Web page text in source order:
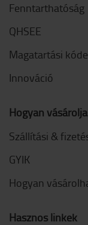
Fenntarthatóság
QHSEE
Magatartási
Innováció
Hogyan
Szállítási &
GYIK
Hogyan
Hasznos linkek